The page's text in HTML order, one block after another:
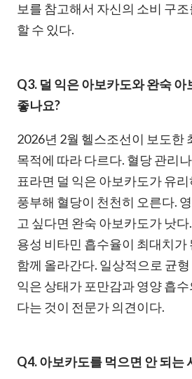
보를 참고해서 자신의 소비 구
할 수 있다.
Q3. 덜 익은 아보카도와 완숙 아
좋나요?
2026년 2월 헬스조선이 보도한
목적에 따라 다르다. 혈당 관리
표라면 덜 익은 아보카도가 유
풍부해 혈당이 천천히 오른다.
고 싶다면 완숙 아보카도가 낫
용성 비타민 흡수율이 최대치가
함께 올라간다. 일상적으로 균
익은 상태가 포만감과 영양 흡
다는 것이 전문가 의견이다.
Q4. 아보카도를 먹으면 안 되는